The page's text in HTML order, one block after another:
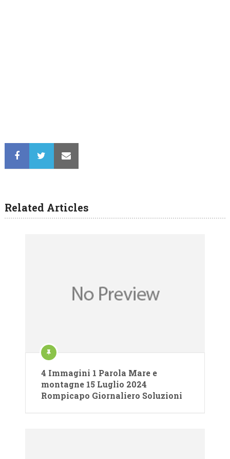
Related Articles
4 Immagini 1 Parola Mare e
montagne 15 Luglio 2024
Rompicapo Giornaliero Soluzioni